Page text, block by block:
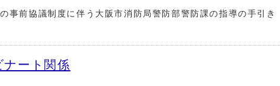
事前協議制度に伴う大阪市消防局警防部警防課の指導の手引き
ート関係